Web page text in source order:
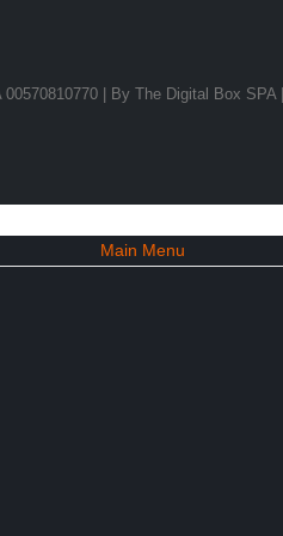
| By The Digital Box SPA|
Main Menu